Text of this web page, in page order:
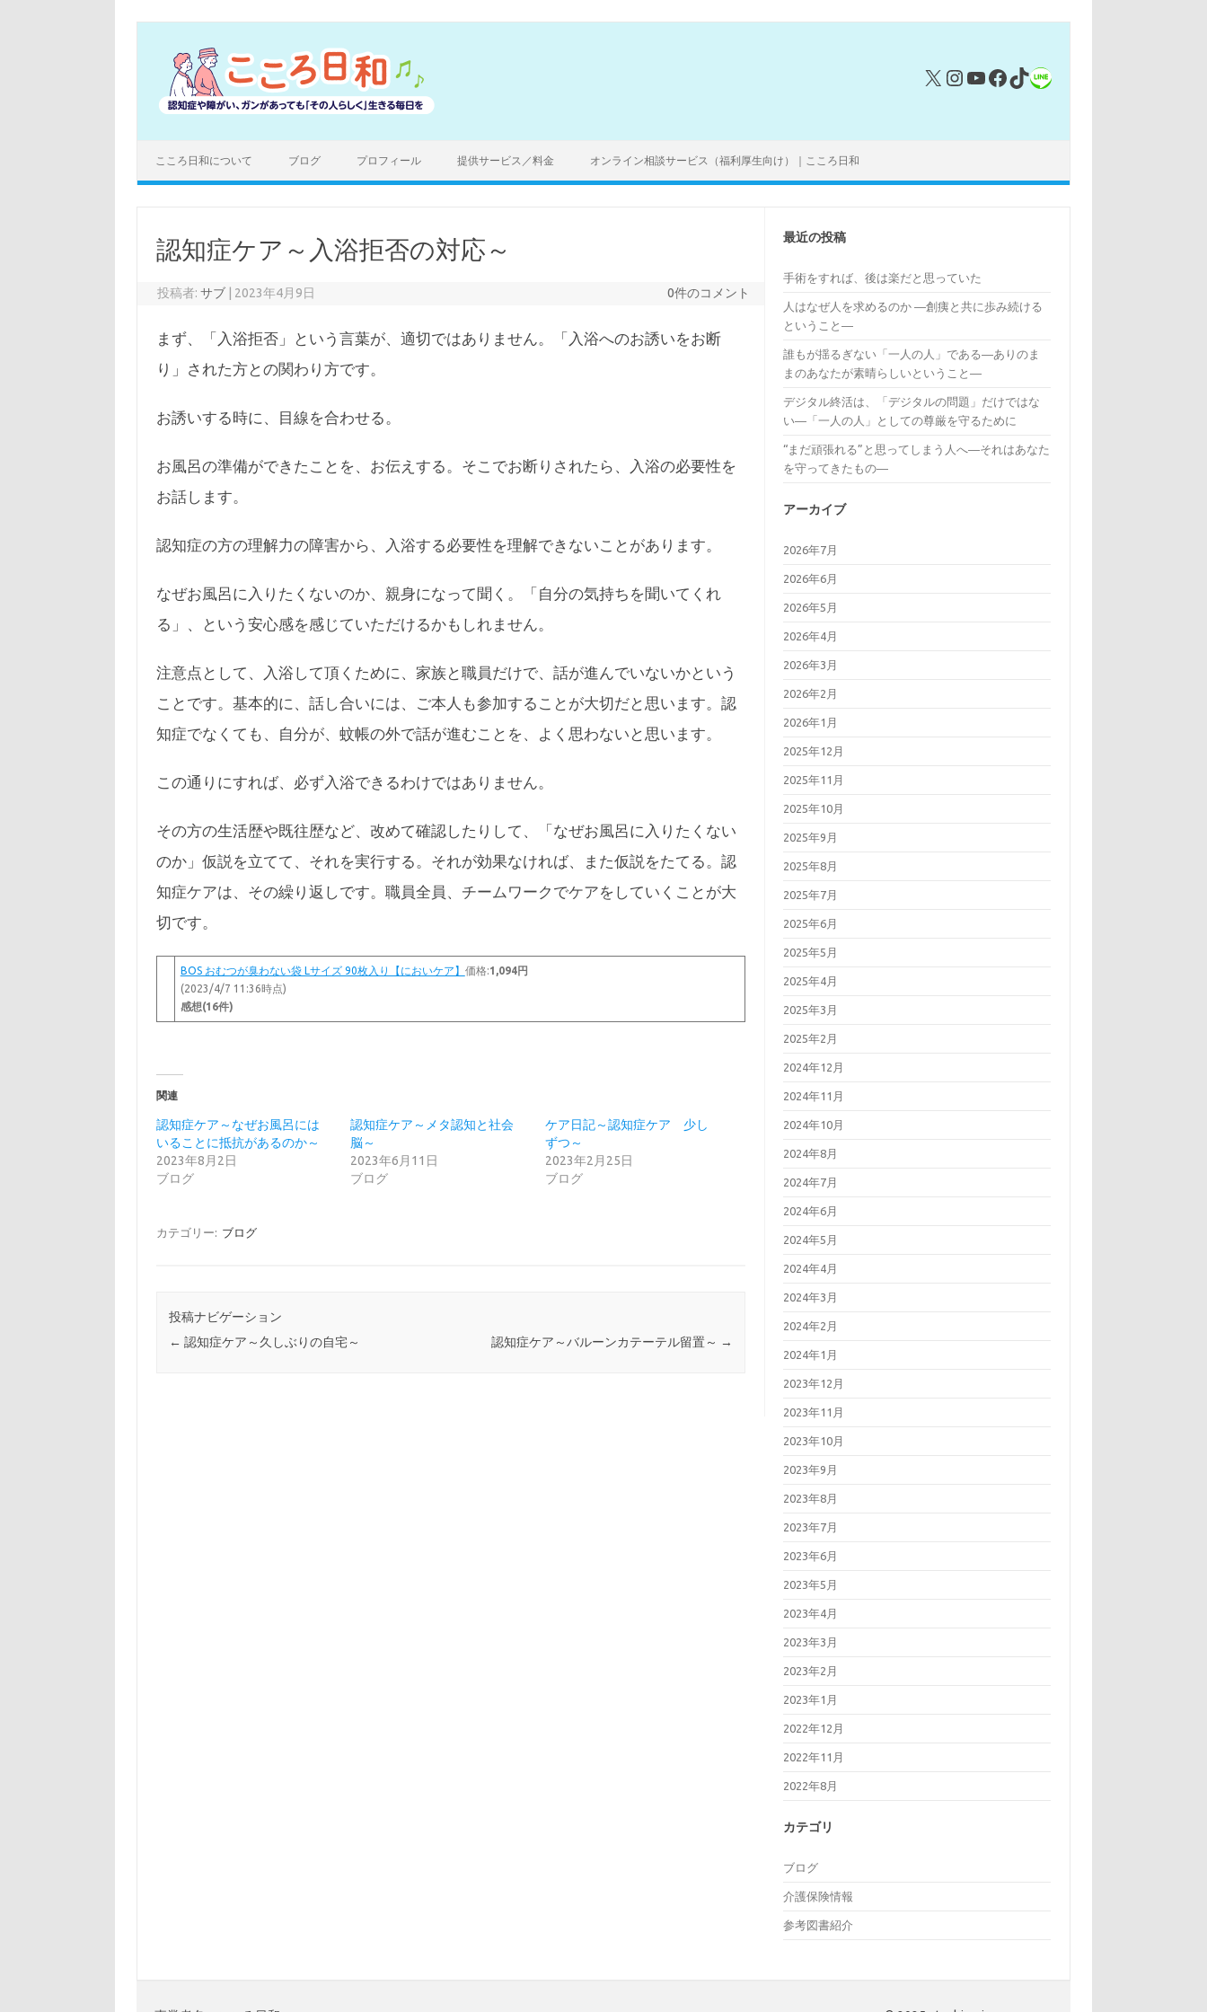
プ
X Instagram
YouTube
Facebook
TikTok
リンク
こころ日和について ブログ プロフィール 提供サービス／料金 オンライン相談サービス（福利厚生向け）｜こころ日和
認知症ケア～入浴拒否の対応～
投稿者:サブ 2023年4月9日 0件のコメント
まず、「入浴拒否」という言葉が、適切ではありません。「入浴へのお誘いをお断
り」された方との関わり方です。
お誘いする時に、目線を合わせる。
お風呂の準備ができたことを、お伝えする。そこでお断りされたら、入浴の必要性を
お話します。
認知症の方の理解力の障害から、入浴する必要性を理解できないことがあります。
なぜお風呂に入りたくないのか、親身になって聞く。「自分の気持ちを聞いてくれ
る」、という安心感を感じていただけるかもしれません。
注意点として、入浴して頂くために、家族と職員だけで、話が進んでいないかという
ことです。基本的に、話し合いには、ご本人も参加することが大切だと思います。認
知症でなくても、自分が、蚊帳の外で話が進むことを、よく思わないと思います。
この通りにすれば、必ず入浴できるわけではありません。
その方の生活歴や既往歴など、改めて確認したりして、「なぜお風呂に入りたくない
のか」仮説を立てて、それを実行する。それが効果なければ、また仮説をたてる。認
知症ケアは、その繰り返しです。職員全員、チームワークでケアをしていくことが大
切です。
BOS おむつが臭わない袋 Lサイズ 90枚入り【においケア】 価格:1,094円
(2023/4/7 11:36時点)
感想(16件)
関連
認知症ケア～なぜお風呂には
いることに抵抗があるのか～
2023年8月2日
ブログ
認知症ケア～メタ認知と社会
脳～
2023年6月11日
ブログ
ケア日記～認知症ケア 少し
ずつ～
2023年2月25日
ブログ
カテゴリー: ブログ
投稿ナビゲーション
← 認知症ケア～久しぶりの自宅～ 認知症ケア～バルーンカテーテル留置～ →
最近の投稿
手術をすれば、後は楽だと思っていた
人はなぜ人を求めるのか ―創痍と共に歩み続ける
ということ―
誰もが揺るぎない「一人の人」である―ありのま
まのあなたが素晴らしいということ―
デジタル終活は、「デジタルの問題」だけではな
い―「一人の人」としての尊厳を守るために
“まだ頑張れる”と思ってしまう人へ―それはあなた
を守ってきたもの―
アーカイブ
2026年7月
2026年6月
2026年5月
2026年4月
2026年3月
2026年2月
2026年1月
2025年12月
2025年11月
2025年10月
2025年9月
2025年8月
2025年7月
2025年6月
2025年5月
2025年4月
2025年3月
2025年2月
2024年12月
2024年11月
2024年10月
2024年8月
2024年7月
2024年6月
2024年5月
2024年4月
2024年3月
2024年2月
2024年1月
2023年12月
2023年11月
2023年10月
2023年9月
2023年8月
2023年7月
2023年6月
2023年5月
2023年4月
2023年3月
2023年2月
2023年1月
2022年12月
2022年11月
2022年8月
カテゴリ
ブログ
介護保険情報
参考図書紹介